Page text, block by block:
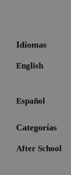
Idiomas
English
Español
Categorías
After School